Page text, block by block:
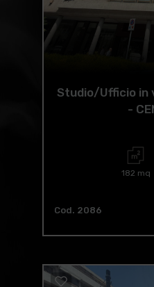
Studio/Ufficio in
-
182 mq
Cod. 2086